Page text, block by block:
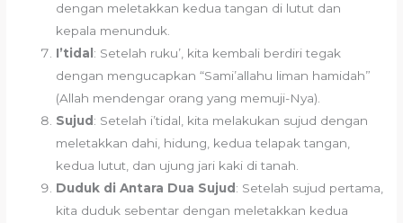
dengan meletakkan kedua tangan di lutut dan
kepala menunduk.
I’tidal : Setelah ruku’, kita kembali berdiri tegak
dengan mengucapkan “Sami’allahu liman hamidah”
(Allah mendengar orang yang memuji-Nya).
Sujud : Setelah i’tidal, kita melakukan sujud dengan
meletakkan dahi, hidung, kedua telapak tangan,
kedua lutut, dan ujung jari kaki di tanah.
Duduk di Antara Dua Sujud : Setelah sujud pertama,
kita duduk sebentar dengan meletakkan kedua